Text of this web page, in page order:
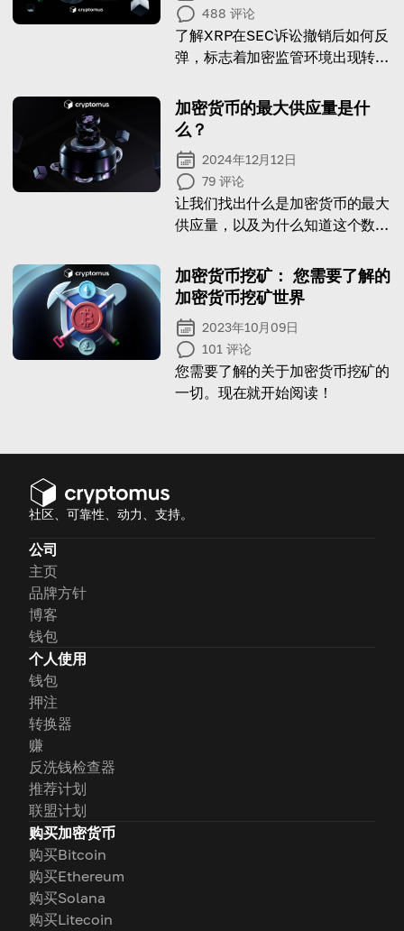
488 评论
了解XRP在SEC诉讼撤销后如何反
弹，标志着加密监管环境出现转
加密货币的最大供应量是什
么？
2024年12月12日
79 评论
让我们找出什么是加密货币的最大
供应量，以及为什么知道这个数字
加密货币挖矿： 您需要了解的
加密货币挖矿世界
2023年10月09日
101 评论
您需要了解的关于加密货币挖矿的
一切。现在就开始阅读！
社区、可靠性、动力、支持。
公司
主页
品牌方针
博客
钱包
个人使用
钱包
押注
转换器
赚
反洗钱检查器
推荐计划
联盟计划
购买加密货币
购买Bitcoin
购买Ethereum
购买Solana
购买Litecoin